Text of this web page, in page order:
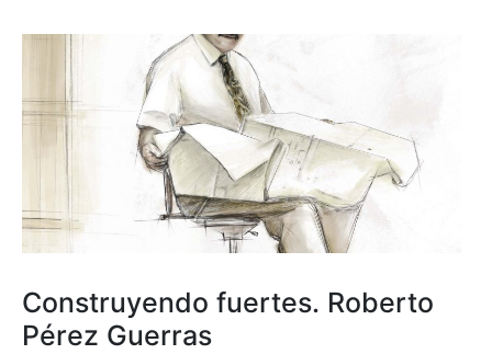
Construyendo fuertes. Roberto
Pérez Guerras